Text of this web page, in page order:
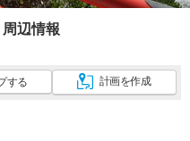
辺情報
する 計画を作成